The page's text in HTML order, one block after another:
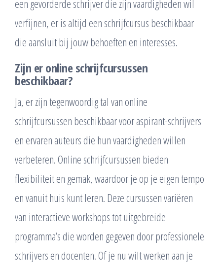
een gevorderde schrijver die zijn vaardigheden wil
verfijnen, er is altijd een schrijfcursus beschikbaar
die aansluit bij jouw behoeften en interesses.
Zijn er online schrijfcursussen
beschikbaar?
Ja, er zijn tegenwoordig tal van online
schrijfcursussen beschikbaar voor aspirant-schrijvers
en ervaren auteurs die hun vaardigheden willen
verbeteren. Online schrijfcursussen bieden
flexibiliteit en gemak, waardoor je op je eigen tempo
en vanuit huis kunt leren. Deze cursussen variëren
van interactieve workshops tot uitgebreide
programma’s die worden gegeven door professionele
schrijvers en docenten. Of je nu wilt werken aan je